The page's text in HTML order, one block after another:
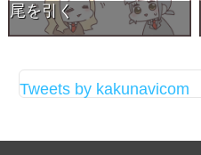
尾を引く
Tweets by kakunavicom